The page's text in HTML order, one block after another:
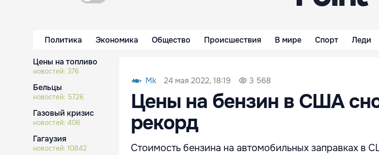
Политика Экономика Общество Происшествия В мире Спорт Леди
Цены на топливо
новостей: 376
Бельцы
новостей: 5726
Газовый кризис
новостей: 406
Гагаузия
новостей: 10842
Mk 24 мая 2022, 18:19 3 568
Цены на бензин в США
рекорд
Стоимость бензина на автомобильных заправках в